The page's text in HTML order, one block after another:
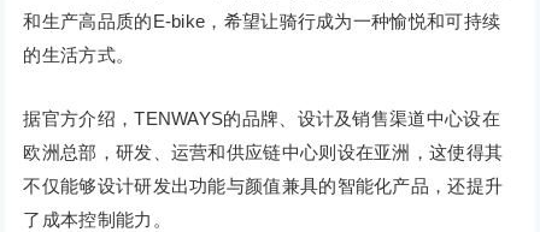
和生产高品质的E-bike，希望让骑行成为一种愉悦和可持续
的生活方式。
据官方介绍，TENWAYS的品牌、设计及销售渠道中心设在
欧洲总部，研发、运营和供应链中心则设在亚洲，这使得其
不仅能够设计研发出功能与颜值兼具的智能化产品，还提升
了成本控制能力。